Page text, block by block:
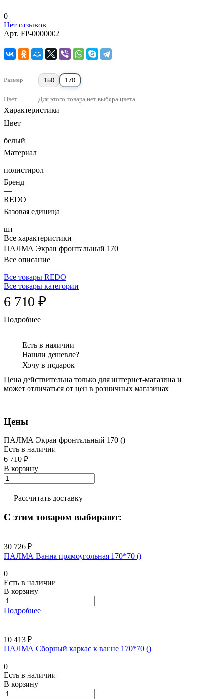
0
Нет отзывов
Арт. FP-0000002
Размер 150 170
Цвет Для этого товара нет выбора цвета
Характеристики
Цвет
—
белый
Материал
—
полистирол
Бренд
—
REDO
Базовая единица
—
шт
Все характеристики
ПАЛМА Экран фронтальный 170
Все описание
Все товары REDO
Все товары категории
6 710 ₽
Подробнее
Есть в наличии
Нашли дешевле?
Хочу в подарок
Цена действительна только для интернет-магазина и
может отличаться от цен в розничных магазинах
Цены
ПАЛМА Экран фронтальный 170 ()
Есть в наличии
6 710 ₽
В корзину
Рассчитать доставку
С этим товаром выбирают:
30 726 ₽
ПАЛМА Ванна прямоугольная 170*70 ()
0
Есть в наличии
В корзину
Подробнее
10 413 ₽
ПАЛМА Сборный каркас к ванне 170*70 ()
0
Есть в наличии
В корзину